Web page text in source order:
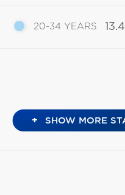
20-34 YEARS
+ SHOW MORE